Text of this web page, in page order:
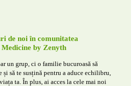
de noi în comunitatea
by Zenyth
un grup, ci o familie bucuroasă să
și să te susțină pentru a aduce echilibru,
ta. În plus, ai acces la cele mai noi